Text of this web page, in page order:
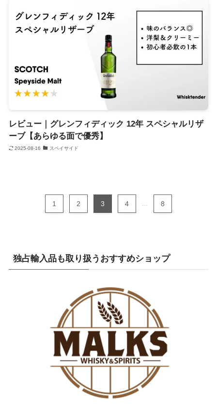
レビュー｜グレンフィディック 12年 スペシャルリザ
ーブ【あらゆる面で優秀】
2025-08-16 スペイサイド
1 2 3 4 ... 8
独占輸入品も取り扱うおすすめショップ